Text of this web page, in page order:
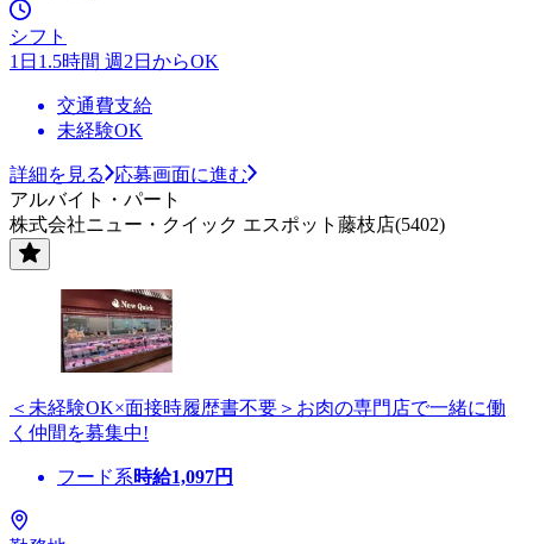
シフト
1日1.5時間 週2日からOK
交通費支給
未経験OK
詳細を見る
応募画面に進む
アルバイト・パート
株式会社ニュー・クイック エスポット藤枝店(5402)
＜未経験OK×面接時履歴書不要＞お肉の専門店で一緒に働
く仲間を募集中!
フード系時給1,097円